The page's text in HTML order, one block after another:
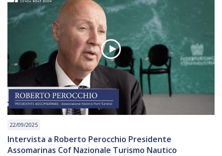
22/09/2025
Intervista a Roberto Perocchio Presidente
Assomarinas Cof Nazionale Turismo Nautico